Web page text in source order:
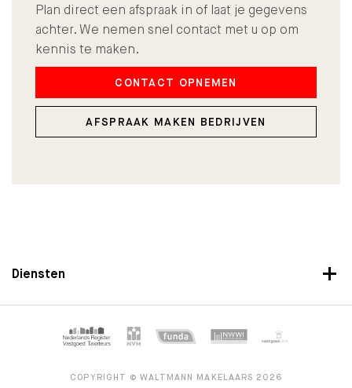
Plan direct een afspraak in of laat je gegevens
achter. We nemen snel contact met u op om
kennis te maken.
CONTACT OPNEMEN
AFSPRAAK MAKEN BEDRIJVEN
Diensten
COPYRIGHT © WALTMANN MAKELAARS 2026